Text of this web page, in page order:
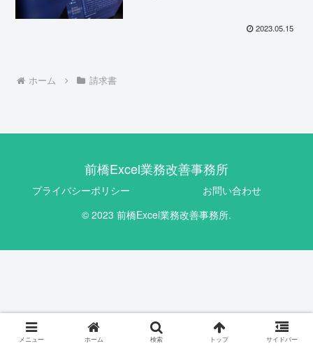
2023.05.15
ホーム 請求書
前橋Excel業務改善事務所
プライバシーポリシー
お問い合わせ
© 2023 前橋Excel業務改善事務所.
メニュー ホーム 検索 トップ サイドバー